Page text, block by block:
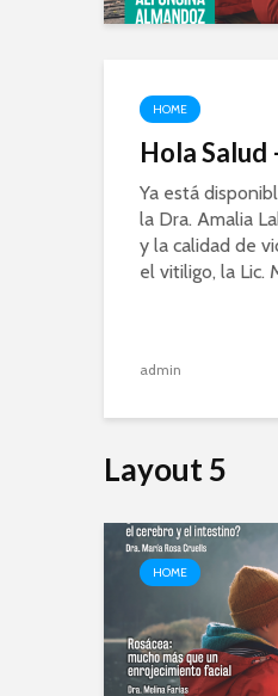
HOME
Hola Salud
Ya está
la Dra. Amalia
y la calidad de
el vitiligo, la Lic.
admin
Layout 5
HOME